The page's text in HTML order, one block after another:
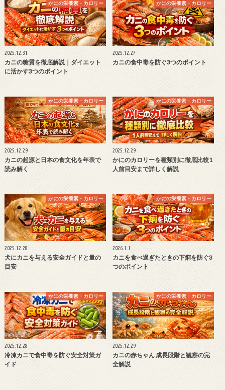
かにの栄養素・カロリー
2025.12.31
カニの糖質を徹底解説｜ダイエット
に活かす3つのポイント
かにの栄養素・カロリー
2025.12.27
カニの食中毒を防ぐ3つのポイント
かにの栄養素・カロリー
2025.12.29
カニの起源と日本の食文化を年表で
読み解く
かにの栄養素・カロリー
2025.12.29
かにのカロリーを種類別に徹底比較1
人前目安まで詳しく解説
かにの栄養素・カロリー
2025.12.28
犬にカニを与える安全ガイドと量の
目安
かにの栄養素・カロリー
2026.1.1
カニを食べ過ぎたときの下痢を防ぐ3
つのポイント
かにの栄養素・カロリー
2025.12.28
冷凍カニで食中毒を防ぐ安全対策ガ
イド
かにの栄養素・カロリー
2025.12.29
カニの赤ちゃん 成長段階と観察の完
全解説